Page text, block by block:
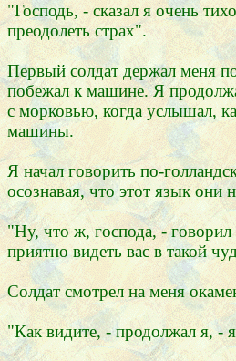
"Господь, - сказал я очень
преодолеть страх".
Первый солдат держал меня
побежал к машине. Я
с морковью, когда услышал,
машины.
Я начал говорить по-
осознавая, что этот язык они
"Ну, что ж, господа, -
приятно видеть вас в такой
Солдат смотрел на меня
"Как видите, - продолжал я, -